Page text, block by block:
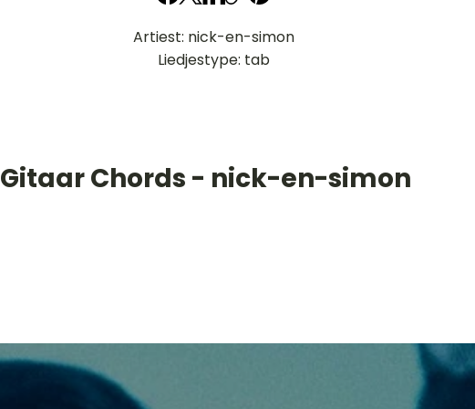
Artiest: nick-en-simon
Liedjestype: tab
Gitaar Chords - nick-en-simon